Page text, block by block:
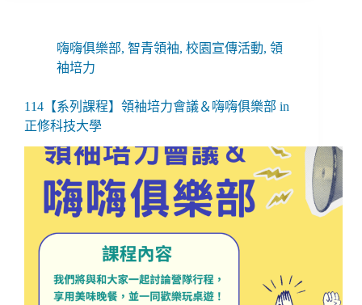
嗨嗨俱樂部, 智青領袖, 校園宣傳活動, 領
袖培力
114【系列課程】領袖培力會議＆嗨嗨俱樂部 in
正修科技大學